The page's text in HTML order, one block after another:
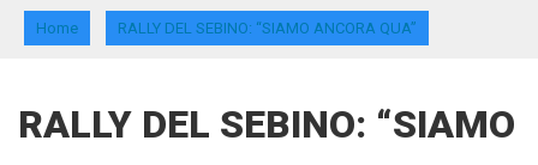
Home RALLY DEL SEBINO: “SIAMO ANCORA QUA”
RALLY DEL SEBINO: “SIAMO